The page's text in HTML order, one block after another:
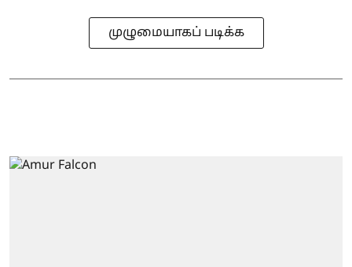
முழுமையாகப் படிக்க